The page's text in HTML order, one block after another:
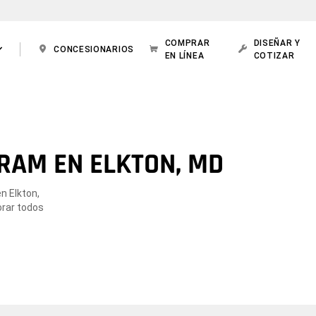
CONCESIONARIOS
COMPRAR
EN LÍNEA
DISEÑAR Y
COTIZAR
EN ELKTON, MD
Elkton,
todos